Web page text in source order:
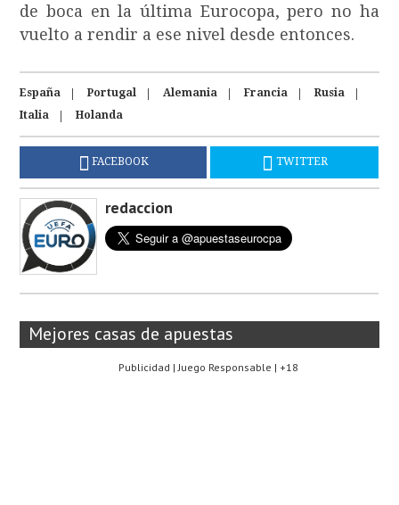
de boca en la última Eurocopa, pero no ha
vuelto a rendir a ese nivel desde entonces.
España Portugal Alemania Francia
Rusia
Italia
Holanda
FACEBOOK TWITTER
redaccion
Mejores casas de apuestas
Publicidad | Juego Responsable | +18